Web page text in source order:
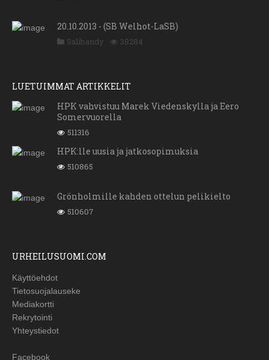
20.10.2013 - (SB Welhot-LaSB)
Salibandy 38284
LUETUIMMAT ARTIKKELIT
HPK vahvistuu Marek Viedenskylla ja Eero
Somervuorella
511316
HPK:lle uusia ja jatkosopimuksia
510865
Grönholmille kahden ottelun pelikielto
510607
URHEILUSUOMI.COM
Käyttöehdot
Tietosuojalauseke
Mediakortti
Rekrytointi
Yhteystiedot
Facebook